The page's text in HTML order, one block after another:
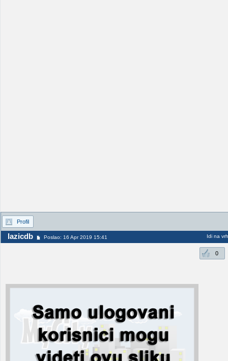
Profil
lazicdb Poslao: 16 Apr 2019 15:41 Idi na vrh
0